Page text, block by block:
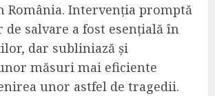
România. Intervenția promptă
de salvare a fost esențială în
dar subliniază și
măsuri mai eficiente
unor astfel de tragedii.